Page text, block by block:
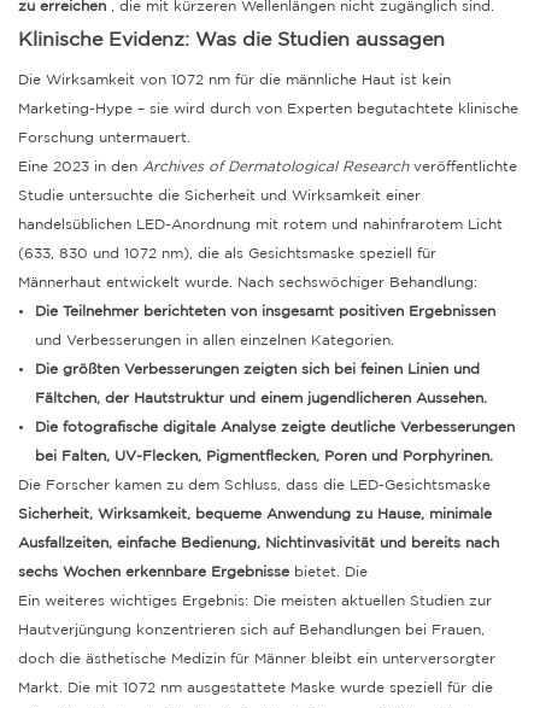
zu erreichen , die mit kürzeren Wellenlängen nicht zugänglich sind.
Klinische Evidenz: Was die Studien aussagen
Die Wirksamkeit von 1072 nm für die männliche Haut ist kein
Marketing-Hype – sie wird durch von Experten begutachtete klinische
Forschung untermauert.
Eine 2023 in den Archives of Dermatological Researchveröffentlichte
Studie untersuchte die Sicherheit und Wirksamkeit einer
handelsüblichen LED-Anordnung mit rotem und nahinfrarotem Licht
(633, 830 und 1072 nm), die als Gesichtsmaske speziell für
Männerhaut entwickelt wurde. Nach sechswöchiger Behandlung:
Die Teilnehmer berichteten von insgesamt positiven Ergebnissen
und Verbesserungen in allen einzelnen Kategorien.
Die größten Verbesserungen zeigten sich bei feinen Linien und
Fältchen, der Hautstruktur und einem jugendlicheren Aussehen.
Die fotografische digitale Analyse zeigte deutliche Verbesserungen
bei Falten, UV-Flecken, Pigmentflecken, Poren und Porphyrinen.
Die Forscher kamen zu dem Schluss, dass die LED-Gesichtsmaske
Sicherheit, Wirksamkeit, bequeme Anwendung zu Hause, minimale
Ausfallzeiten, einfache Bedienung, Nichtinvasivität und bereits nach
sechs Wochen erkennbare Ergebnisse bietet. Die
Ein weiteres wichtiges Ergebnis: Die meisten aktuellen Studien zur
Hautverjüngung konzentrieren sich auf Behandlungen bei Frauen,
doch die ästhetische Medizin für Männer bleibt ein unterversorgter
Markt. Die mit 1072 nm ausgestattete Maske wurde speziell für die